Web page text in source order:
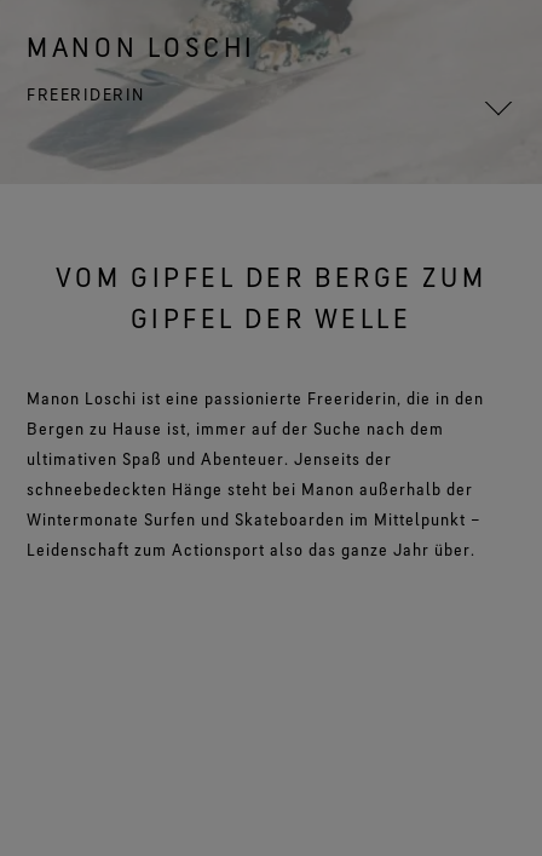
Handschuhe im Test
Virtuelle Labortour
Herausforderungen meistern.
WINDSTOPPER® Bekleidung by GORE‑TEX LABS®
Absolut winddicht. Hoch atmungsaktiv.
Alle Technologien für Bekleidung entdecken
Optimale Passform, angenehmes Tragegefühl.
Garantiert wasserdicht.
WINDSTOPPER® Stretch-Handschuhe by GORE‑TEX
Eng anliegende Passform. Bessere Kontrolle. Zum
WINDSTOPPER® Handschuhe by GORE‑TEX LABS®
Umfassendes Engagement
Breaking Trails Serie
Markenbotschafter
DWR-Imprägnierung
MANON LOSCHI
FREERIDERIN
VOM GIPFEL DER BERGE ZUM
GIPFEL DER WELLE
Manon Loschi ist eine passionierte Freeriderin, die in den
Bergen zu Hause ist, immer auf der Suche nach dem
ultimativen Spaß und Abenteuer. Jenseits der
schneebedeckten Hänge steht bei Manon außerhalb der
Wintermonate Surfen und Skateboarden im Mittelpunkt –
Leidenschaft zum Actionsport also das ganze Jahr über.